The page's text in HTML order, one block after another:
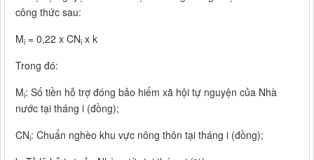
công thức sau:
Mi = 0,22 x CNi x k
Trong đó:
Mi: Số tiền hỗ trợ đóng bảo hiểm xã hội tự nguyện của Nhà
nước tại tháng i (đồng);
CNi: Chuẩn nghèo khu vực nông thôn tại tháng i (đồng);